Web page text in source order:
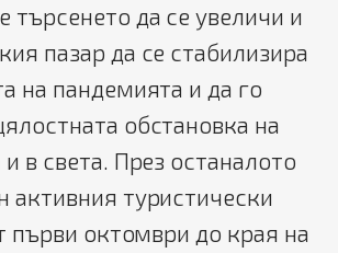
търсенето да се увеличи и
пазар да се стабилизира
на пандемията и да го
обстановка на
в света. През останалото
активния туристически
първи октомври до края на